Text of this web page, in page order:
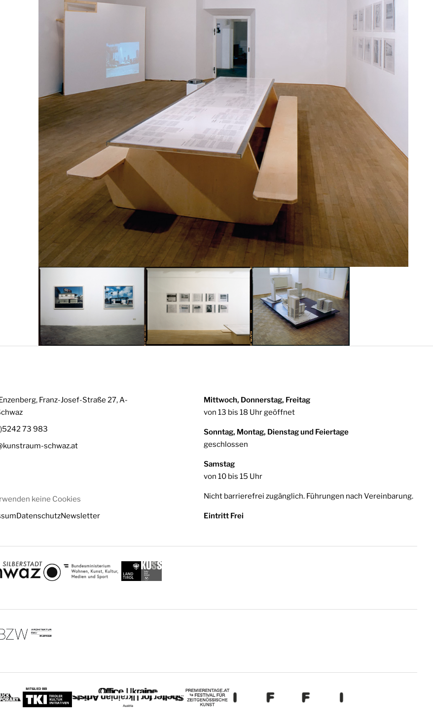
Franz-Josef-Straße 27, A-
73 983
schwaz.at
keine Cookies
DatenschutzNewsletter
Mittwoch, Donnerstag, Freitag
von 13 bis 18 Uhr geöffnet
Sonntag, Montag, Dienstag und Feiertage
geschlossen
Samstag
von 10 bis 15 Uhr
Nicht barrierefrei zugänglich. Führungen nach Vereinbarung.
Eintritt Frei